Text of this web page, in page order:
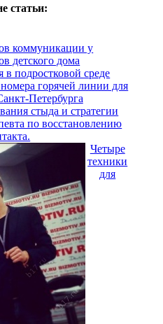
статьи:
коммуникации у
детского дома
подростковой среде
горячей линии для
Петербурга
стыда и стратегии
по восстановлению
Четыре
техники
для